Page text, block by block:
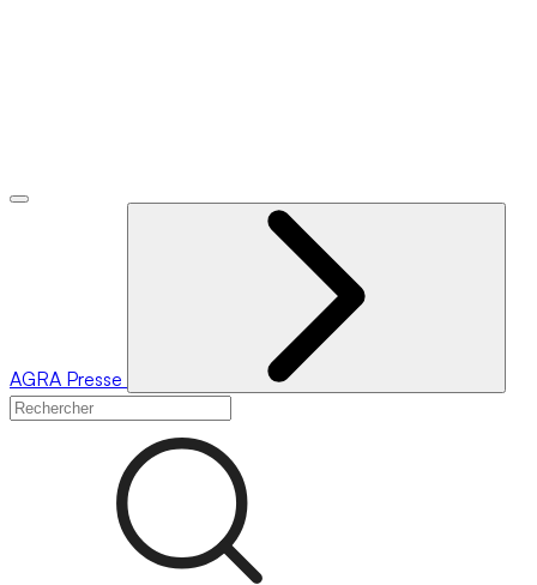
AGRA Presse